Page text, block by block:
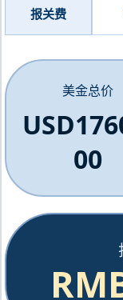
报关费
美金总价
00